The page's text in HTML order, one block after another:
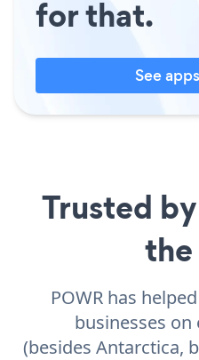
for that.
See
Trusted
POWR has
businesses
(besides Antarctica,